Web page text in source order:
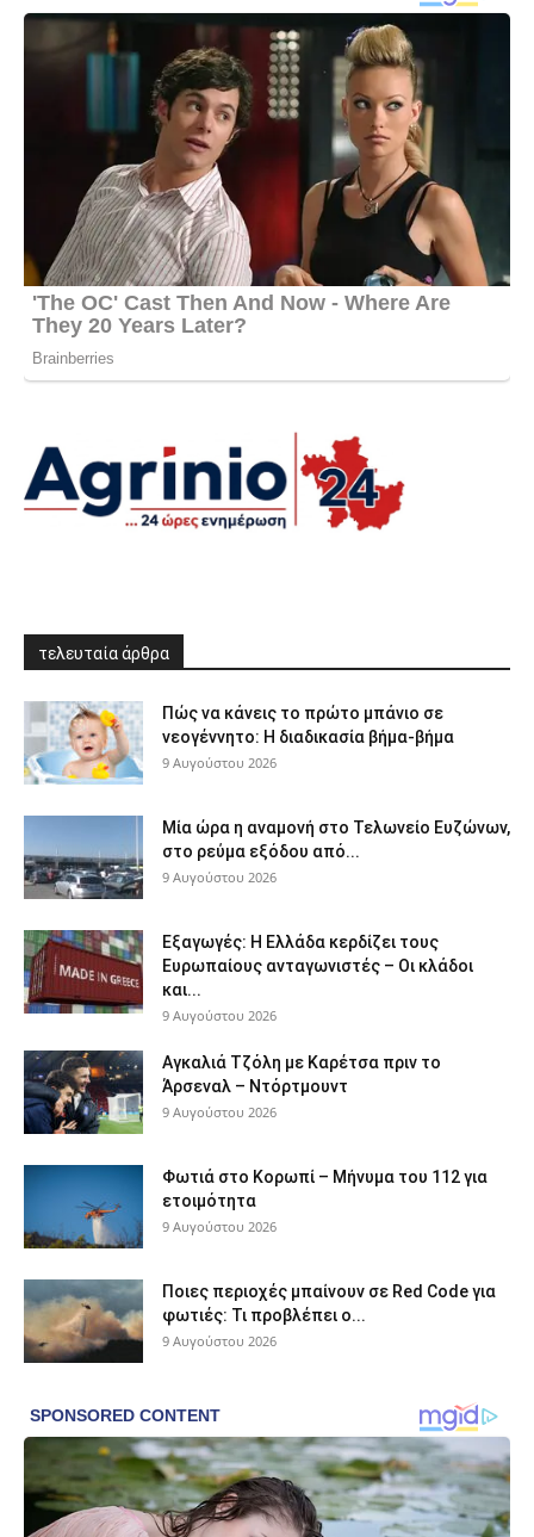
τελευταία άρθρα
Πώς να κάνεις το πρώτο μπάνιο σε
νεογέννητο: Η διαδικασία βήμα-βήμα
9 Αυγούστου 2026
Μία ώρα η αναμονή στο Τελωνείο Ευζώνων,
στο ρεύμα εξόδου από...
9 Αυγούστου 2026
Εξαγωγές: Η Ελλάδα κερδίζει τους
Ευρωπαίους ανταγωνιστές – Οι κλάδοι
και...
9 Αυγούστου 2026
Αγκαλιά Τζόλη με Καρέτσα πριν το
Άρσεναλ – Ντόρτμουντ
9 Αυγούστου 2026
Φωτιά στο Κορωπί – Μήνυμα του 112 για
ετοιμότητα
9 Αυγούστου 2026
Ποιες περιοχές μπαίνουν σε Red Code για
φωτιές: Τι προβλέπει ο...
9 Αυγούστου 2026